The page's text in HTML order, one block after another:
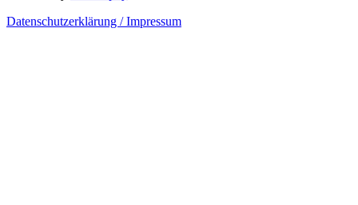
Datenschutzerklärung / Impressum